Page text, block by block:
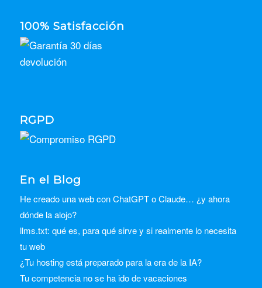
100% Satisfacción
RGPD
En el Blog
He creado una web con ChatGPT o Claude… ¿y ahora
dónde la alojo?
llms.txt: qué es, para qué sirve y si realmente lo necesita
tu web
¿Tu hosting está preparado para la era de la IA?
Tu competencia no se ha ido de vacaciones